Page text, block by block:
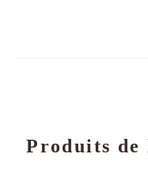
Produits de